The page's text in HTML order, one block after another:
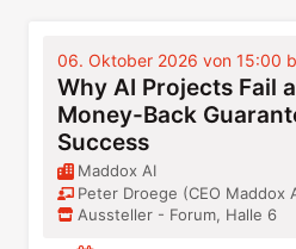
06. Oktober 2026 von 15:00
Why AI Projects Fail
Money-Back
Success
Maddox AI
Peter Droege (CEO Maddox
Aussteller - Forum, Halle 6